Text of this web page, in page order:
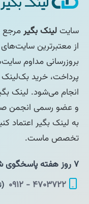
سایتلینک بگیرمرجع
بروزرسانی مداوم
پرداخت، خرید بک‌لینک
انجام می‌شود. لینک
و عضو رسمی انجمن
به لینک بگیر اعتماد
تخصص ماست.
۷ روز هفته پاسخگوی شما هستیم :
۴۷۰۳۷۲۲ - ۰۹۱۲